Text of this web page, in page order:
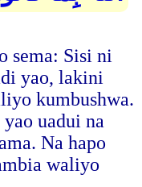
sema: Sisi ni
yao, lakini
kumbushwa.
uadui na
Na hapo
waliyo